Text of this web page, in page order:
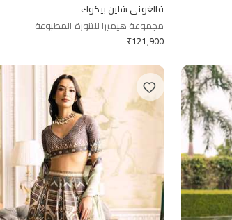
فالغوني شاين بيكوك
مجموعة هيميرا للتنورة المطبوعة
₹121,900